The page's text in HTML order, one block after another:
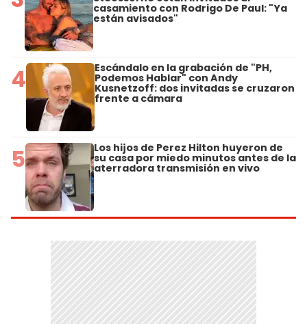
casamiento con Rodrigo De Paul: "Ya
están avisados"
4 Escándalo en la grabación de "PH,
Podemos Hablar" con Andy
Kusnetzoff: dos invitadas se cruzaron
frente a cámara
5 Los hijos de Perez Hilton huyeron de
su casa por miedo minutos antes de la
aterradora transmisión en vivo